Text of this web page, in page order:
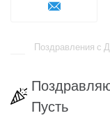
Поздравления с
Пусть